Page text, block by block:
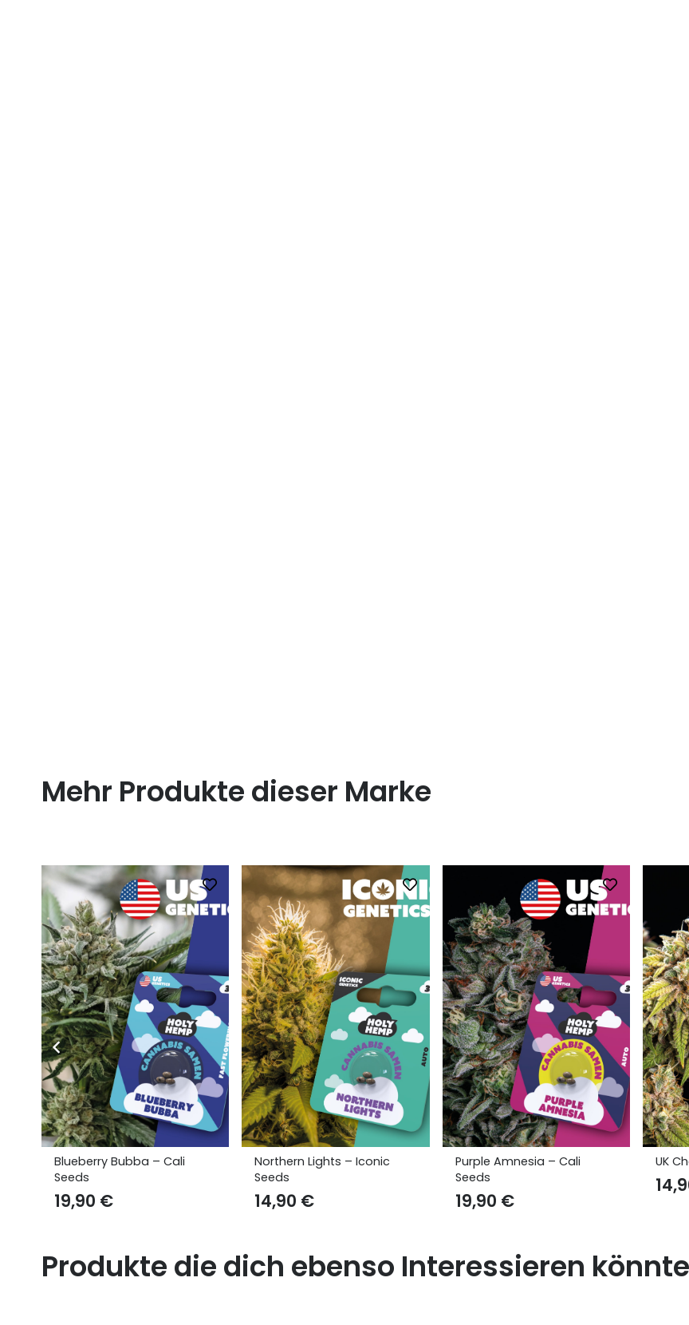
Mehr Produkte dieser Marke
Northern Lights – Iconic
Seeds
14,90€
Purple Amnesia – Cali
Seeds
19,90 €
UK Cheese – Iconic Seeds
14,90
Produkte die dich ebenso Interessieren